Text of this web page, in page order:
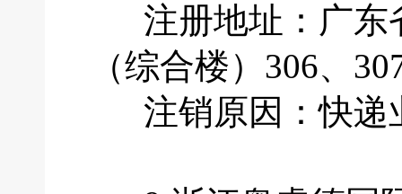
注册地址：广东
（综合楼）306、
注销原因：快递